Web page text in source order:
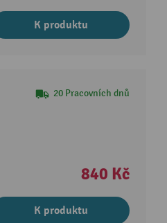
K produktu
20 Pracovních dnů
840 Kč
K produktu